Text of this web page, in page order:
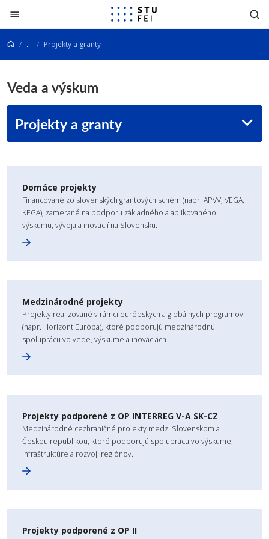
Prejsť na obsah
... Projekty a granty
Veda a výskum
Projekty a granty
Domáce projekty
Financované zo slovenských grantových schém (napr. APVV, VEGA,
KEGA), zamerané na podporu základného a aplikovaného
výskumu, vývoja a inovácií na Slovensku.
Medzinárodné projekty
Projekty realizované v rámci európskych a globálnych programov
(napr. Horizont Európa), ktoré podporujú medzinárodnú
spoluprácu vo vede, výskume a inováciách.
Projekty podporené z OP INTERREG V-A SK-CZ
Medzinárodné cezhraničné projekty medzi Slovenskom a
Českou republikou, ktoré podporujú spoluprácu vo výskume,
infraštruktúre a rozvoji regiónov.
Projekty podporené z OP II